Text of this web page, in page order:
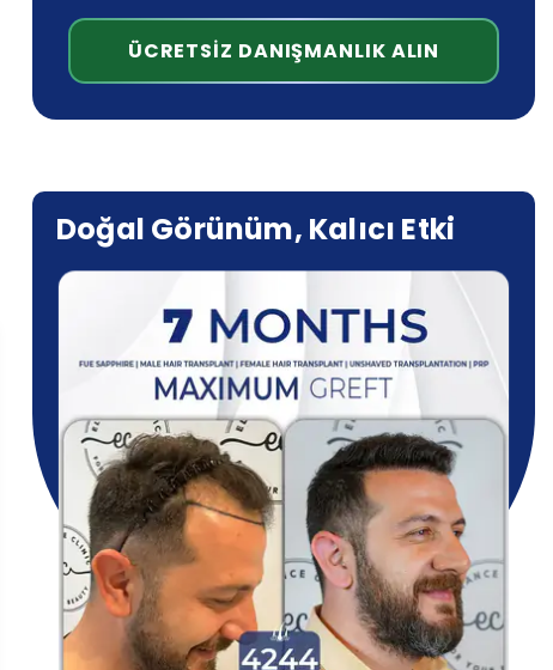
ÜCRETSİZ DANIŞMANLIK ALIN
Doğal Görünüm, Kalıcı Etki